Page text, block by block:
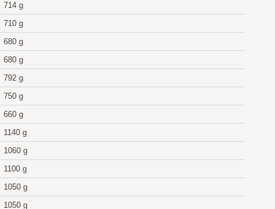
714 g
710 g
680 g
680 g
792 g
750 g
660 g
1140 g
1060 g
1100 g
1050 g
1050 g